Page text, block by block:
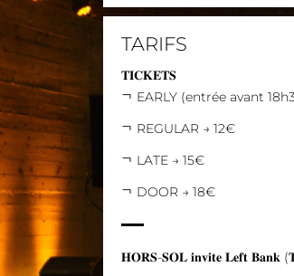
TARIFS
𝐓𝐈𝐂𝐊𝐄𝐓𝐒
EARLY (entrée avant
REGULAR → 12€
LATE → 15€
DOOR → 18€
𝐇𝐎𝐑𝐒-𝐒𝐎𝐋 𝐢𝐧𝐯𝐢𝐭𝐞 𝐋𝐞𝐟𝐭 𝐁𝐚𝐧𝐤